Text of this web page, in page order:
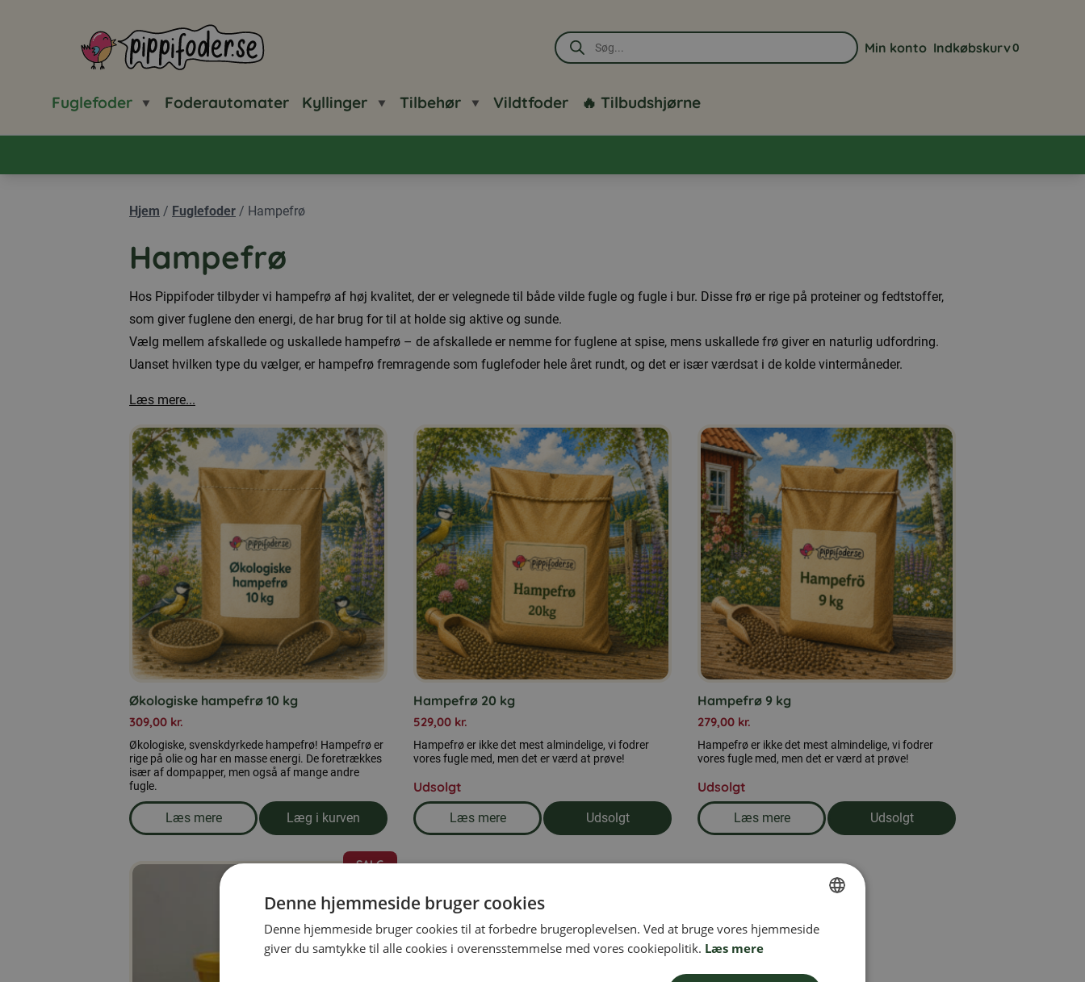
Pippifoder logo
Products
search
Gå til min kontoside
Min konto
Se din
Indkøbskurv0
Fuglefoder Foderautomater Kyllinger Tilbehør Vildtfoder 🔥 Tilbudshjørne
Hjem / Fuglefoder / Hampefrø
Hampefrø
Hos Pippifoder tilbyder vi hampefrø af høj kvalitet, der er velegnede til både vilde fugle og fugle i bur. Disse frø er rige på proteiner og fedtstoffer,
som giver fuglene den energi, de har brug for til at holde sig aktive og sunde.
Vælg mellem afskallede og uskallede hampefrø – de afskallede er nemme for fuglene at spise, mens uskallede frø giver en naturlig udfordring.
Uanset hvilken type du vælger, er hampefrø fremragende som fuglefoder hele året rundt, og det er især værdsat i de kolde vintermåneder.
Læs mere...
Økologiske hampefrø 10 kg
309,00 kr.
Økologiske, svenskdyrkede hampefrø! Hampefrø er
rige på olie og har en masse energi. De foretrækkes
især af dompapper, men også af mange andre
fugle.
Læs mere
om produkten Økologiske hampefrø 10 kg
Læg i kurven
Hampefrø 20 kg
529,00 kr.
Hampefrø er ikke det mest almindelige, vi fodrer
vores fugle med, men det er værd at prøve!
Udsolgt
Læs mere
om produkten Hampefrø 20 kg
Udsolgt
Hampefrø 9 kg
279,00 kr.
Hampefrø er ikke det mest almindelige, vi fodrer
vores fugle med, men det er værd at prøve!
Udsolgt
Læs mere
om produkten Hampefrø 9 kg
Udsolgt
SALG
SWEDISH
Denne hjemmeside bruger cookies
Denne hjemmeside bruger cookies til at forbedre brugeroplevelsen. Ved at bruge vores hjemmeside
giver du samtykke til alle cookies i overensstemmelse med vores cookiepolitik. Læs mere